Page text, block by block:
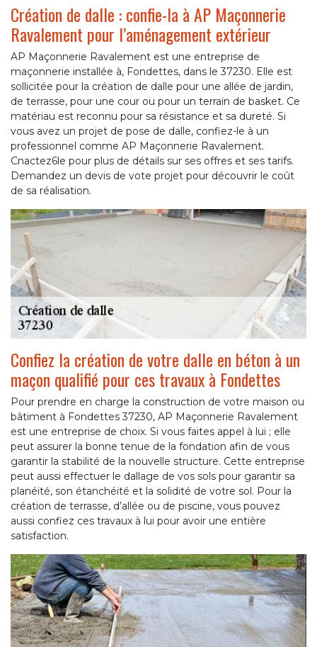
Création de dalle : confie-la à AP Maçonnerie
Ravalement pour l’aménagement extérieur
AP Maçonnerie Ravalement est une entreprise de
maçonnerie installée à, Fondettes, dans le 37230. Elle est
sollicitée pour la création de dalle pour une allée de jardin,
de terrasse, pour une cour ou pour un terrain de basket. Ce
matériau est reconnu pour sa résistance et sa dureté. Si
vous avez un projet de pose de dalle, confiez-le à un
professionnel comme AP Maçonnerie Ravalement.
Cnactez6le pour plus de détails sur ses offres et ses tarifs.
Demandez un devis de vote projet pour découvrir le coût
de sa réalisation.
Confiez la création de votre dalle en béton à un
maçon qualifié pour ces travaux à Fondettes
Pour prendre en charge la construction de votre maison ou
bâtiment à Fondettes 37230, AP Maçonnerie Ravalement
est une entreprise de choix. Si vous faites appel à lui ; elle
peut assurer la bonne tenue de la fondation afin de vous
garantir la stabilité de la nouvelle structure. Cette entreprise
peut aussi effectuer le dallage de vos sols pour garantir sa
planéité, son étanchéité et la solidité de votre sol. Pour la
création de terrasse, d’allée ou de piscine, vous pouvez
aussi confiez ces travaux à lui pour avoir une entière
satisfaction.